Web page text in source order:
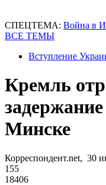
СПЕЦТЕМА: Война в
ВСЕ ТЕМЫ
Вступление
Кремль
Минске
Корреспондент.net, 30
155
18406